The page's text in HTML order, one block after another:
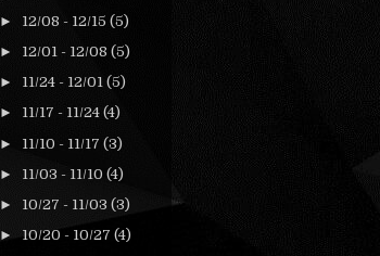
► 12/08 - 12/15 (5)
► 12/01 - 12/08 (5)
► 11/24 - 12/01 (5)
► 11/17 - 11/24 (4)
► 11/10 - 11/17 (3)
► 11/03 - 11/10 (4)
► 10/27 - 11/03 (3)
►10/20 - 10/27 (4)